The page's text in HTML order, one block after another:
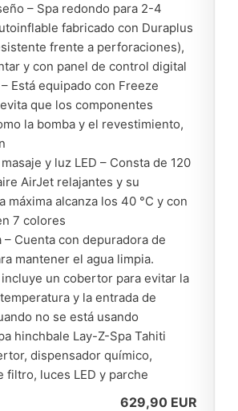
– Spa redondo para 2-4
fabricado con Duraplus
frente a perforaciones),
y con panel de control digital
Está equipado con Freeze
que los componentes
la bomba y el revestimiento,
y luz LED – Consta de 120
AirJet relajantes y su
máxima alcanza los 40 °C y con
7 colores
– Cuenta con depuradora de
mantener el agua limpia.
un cobertor para evitar la
y la entrada de
no se está usando
hinchbale Lay-Z-Spa Tahiti
dispensador químico,
filtro, luces LED y parche
629,90 EUR